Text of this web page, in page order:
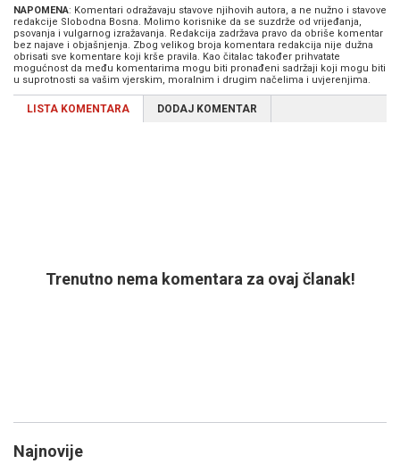
NAPOMENA: Komentari odražavaju stavove njihovih autora, a ne nužno i stavove
redakcije Slobodna Bosna. Molimo korisnike da se suzdrže od vrijeđanja,
psovanja i vulgarnog izražavanja. Redakcija zadržava pravo da obriše komentar
bez najave i objašnjenja. Zbog velikog broja komentara redakcija nije dužna
obrisati sve komentare koji krše pravila. Kao čitalac također prihvatate
mogućnost da među komentarima mogu biti pronađeni sadržaji koji mogu biti
u suprotnosti sa vašim vjerskim, moralnim i drugim načelima i uvjerenjima.
LISTA KOMENTARA DODAJ KOMENTAR
Trenutno nema komentara za ovaj članak!
Najnovije